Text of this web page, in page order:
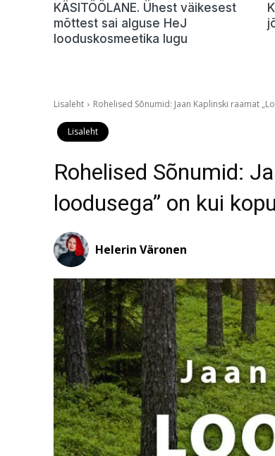
KÄSITÖÖLANE. Ühest väikesest
mõttest sai alguse HeJ
looduskosmeetika lugu